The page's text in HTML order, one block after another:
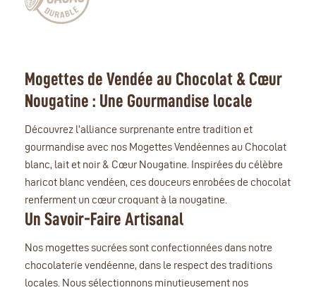
Mogettes de Vendée au Chocolat & Cœur
Nougatine : Une Gourmandise locale
Découvrez l’alliance surprenante entre tradition et
gourmandise avec nos Mogettes Vendéennes au Chocolat
blanc, lait et noir & Cœur Nougatine. Inspirées du célèbre
haricot blanc vendéen, ces douceurs enrobées de chocolat
renferment un cœur croquant à la nougatine.
Un Savoir-Faire Artisanal
Nos mogettes sucrées sont confectionnées dans notre
chocolaterie vendéenne, dans le respect des traditions
locales. Nous sélectionnons minutieusement nos